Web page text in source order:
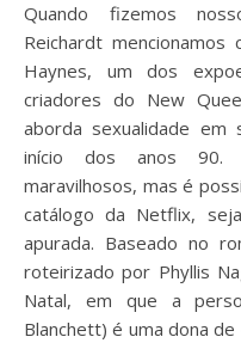
Quando fizemos nosso programa sobre a Kelly
Reichardt
Haynes, um dos
criadores do New
aborda sexualidade
início dos anos 90.
maravilhosos, mas é
catálogo da Netflix,
apurada. Baseado no
roteirizado por Phyllis
Natal, em que a
Blanchett) é uma dona